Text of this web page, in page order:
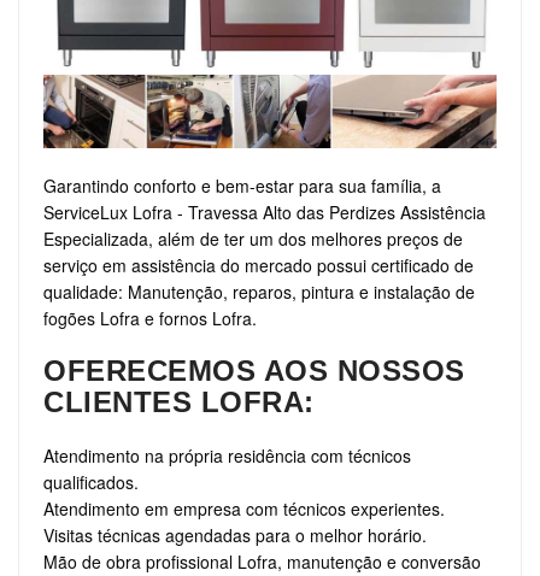
Garantindo conforto e bem-estar para sua família, a
ServiceLux Lofra - Travessa Alto das Perdizes Assistência
Especializada, além de ter um dos melhores preços de
serviço em assistência do mercado possui certificado de
qualidade: Manutenção, reparos, pintura e instalação de
fogões Lofra e fornos Lofra.
OFERECEMOS AOS NOSSOS
CLIENTES LOFRA:
Atendimento na própria residência com técnicos
qualificados.
Atendimento em empresa com técnicos experientes.
Visitas técnicas agendadas para o melhor horário.
Mão de obra profissional Lofra, manutenção e conversão